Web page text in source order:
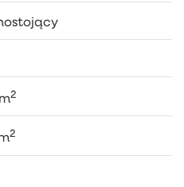
kuchennym i łazienką),
dużą kuchnią i łazienką.
2
2